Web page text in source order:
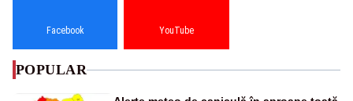
Facebook YouTube
POPULAR